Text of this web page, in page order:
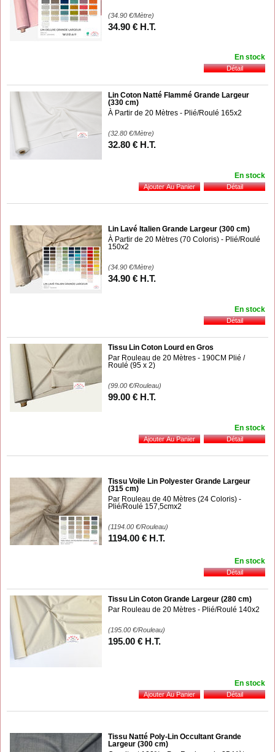
(34.90 €/Mètre)
34.90 € H.T.
En stock
Lin Coton Natté Flammé Grande Largeur
(330 cm)
À Partir de 20 Mètres - Plié/Roulé 165x2
(32.80 €/Mètre)
32.80 € H.T.
En stock
Lin Lavé Italien Grande Largeur (300 cm)
À Partir de 20 Mètres (70 Coloris) - Plié/Roulé
150x2
(34.90 €/Mètre)
34.90 € H.T.
En stock
Tissu Lin Coton Lourd en Gros
Par Rouleau de 20 Mètres - 190CM Plié /
Roulé (95 x 2)
(99.00 €/Rouleau)
99.00 € H.T.
En stock
Tissu Voile Lin Polyester Grande Largeur
(315 cm)
Par Rouleau de 40 Mètres (24 Coloris) -
Plié/Roulé 157,5cmx2
(1194.00 €/Rouleau)
1194.00 € H.T.
En stock
Tissu Lin Coton Grande Largeur (280 cm)
Par Rouleau de 20 Mètres - Plié/Roulé 140x2
(195.00 €/Rouleau)
195.00 € H.T.
En stock
Tissu Natté Poly-Lin Occultant Grande
Largeur (300 cm)